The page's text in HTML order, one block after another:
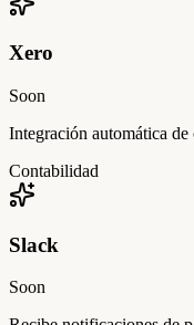
Xero
Soon
Integración automática
Contabilidad
Slack
Soon